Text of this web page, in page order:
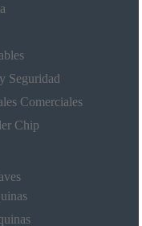
Seguridad
Comerciales
Chip